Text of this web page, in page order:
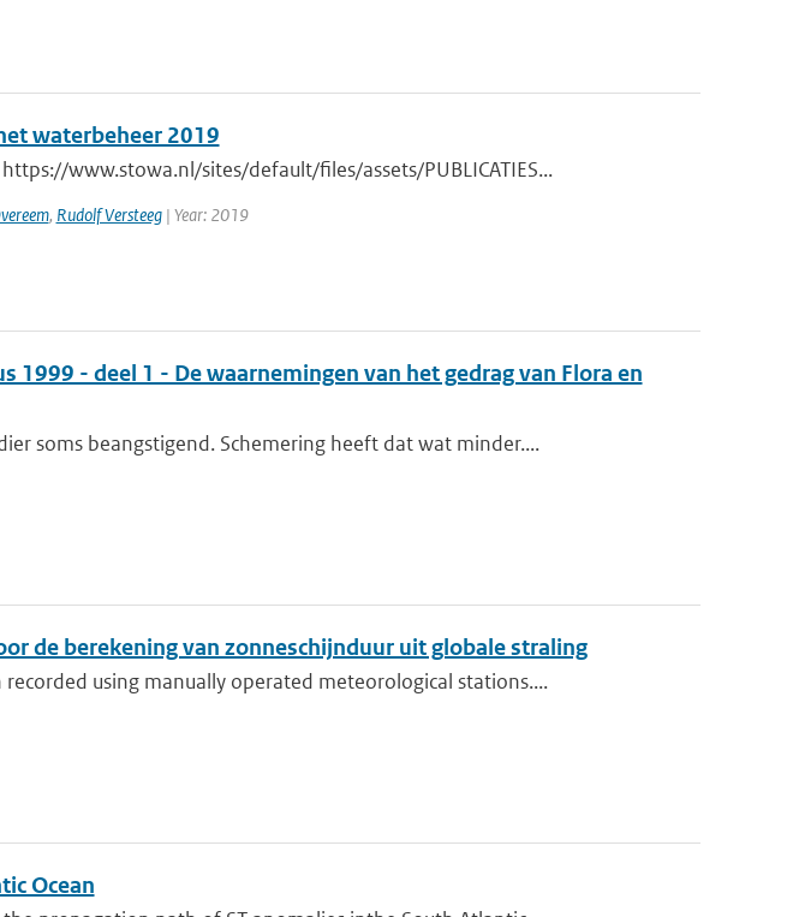
waterbeheer 2019
www.stowa.nl/sites/default/files/assets/PUBLICATIES...
, Rudolf Versteeg| Year: 2019
1999 - deel 1 - De waarnemingen van het gedrag van Flora en
soms beangstigend. Schemering heeft dat wat minder....
de berekening van zonneschijnduur uit globale straling
recorded using manually operated meteorological stations....
Ocean